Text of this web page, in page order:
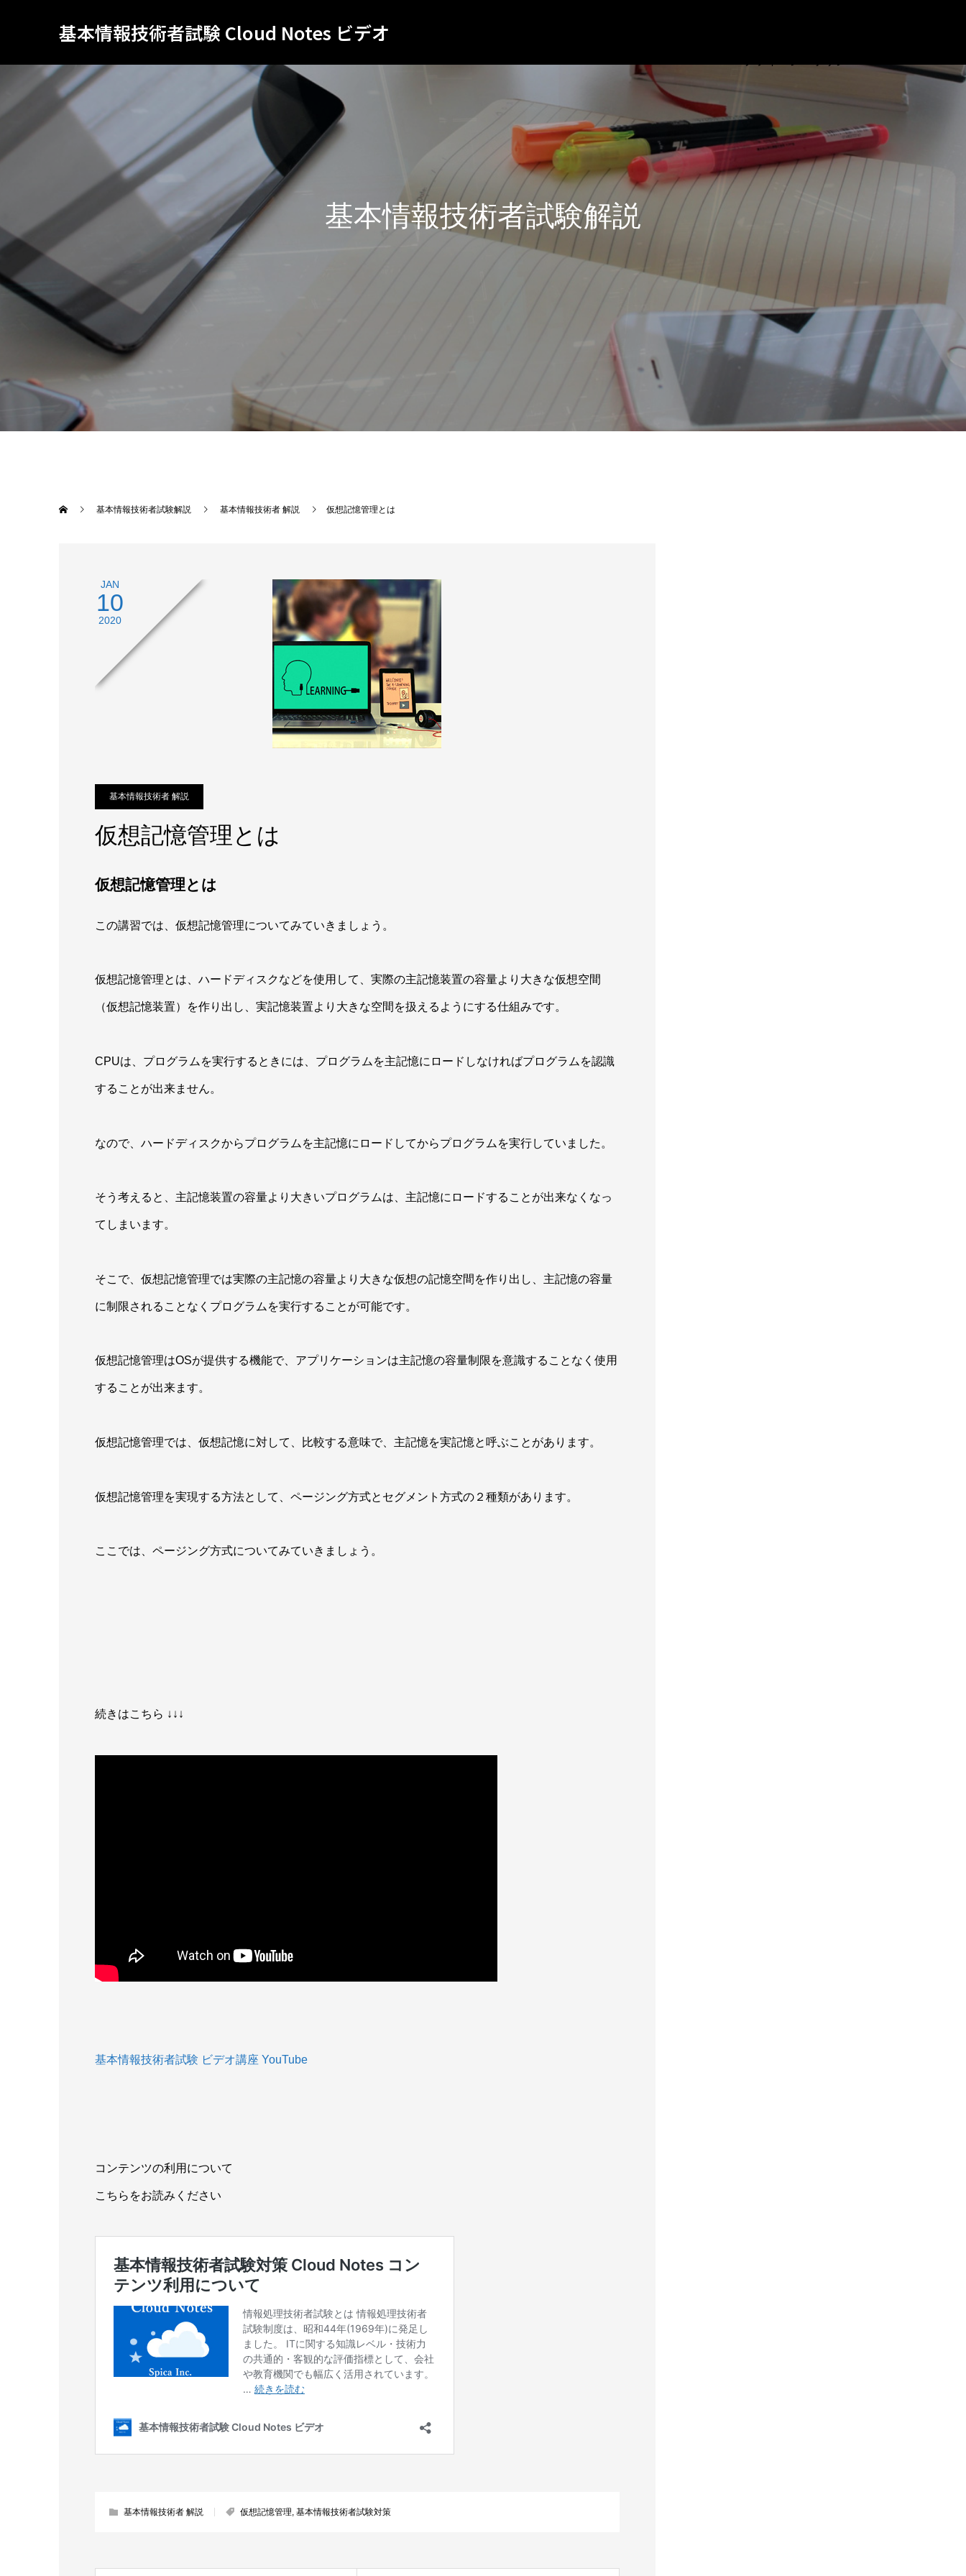
基本情報技術者試験 Cloud Notes ビデオ
基本情報技術者試験解説
基本情報技術者試験解説 基本情報技術者 解説 仮想記憶管理とは
JAN
10
2020
基本情報技術者 解説
仮想記憶管理とは
仮想記憶管理とは
この講習では、仮想記憶管理についてみていきましょう。
仮想記憶管理とは、ハードディスクなどを使用して、実際の主記憶装置の容量より大きな仮想空間
（仮想記憶装置）を作り出し、実記憶装置より大きな空間を扱えるようにする仕組みです。
CPUは、プログラムを実行するときには、プログラムを主記憶にロードしなければプログラムを認識
することが出来ません。
なので、ハードディスクからプログラムを主記憶にロードしてからプログラムを実行していました。
そう考えると、主記憶装置の容量より大きいプログラムは、主記憶にロードすることが出来なくなっ
てしまいます。
そこで、仮想記憶管理では実際の主記憶の容量より大きな仮想の記憶空間を作り出し、主記憶の容量
に制限されることなくプログラムを実行することが可能です。
仮想記憶管理はOSが提供する機能で、アプリケーションは主記憶の容量制限を意識することなく使用
することが出来ます。
仮想記憶管理では、仮想記憶に対して、比較する意味で、主記憶を実記憶と呼ぶことがあります。
仮想記憶管理を実現する方法として、ページング方式とセグメント方式の２種類があります。
ここでは、ページング方式についてみていきましょう。
続きはこちら ↓↓↓
基本情報技術者試験 ビデオ講座 YouTube
コンテンツの利用について
こちらをお読みください
基本情報技術者 解説 仮想記憶管理, 基本情報技術者試験対策